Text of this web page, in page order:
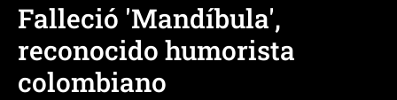
Falleció 'Mandíbula',
reconocido humorista
colombiano